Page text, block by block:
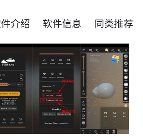
介绍 软件信息 同类推荐